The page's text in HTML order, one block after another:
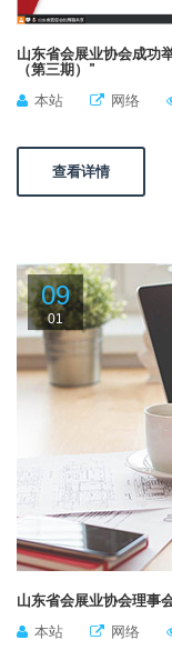
山东省会展业协会成功
（第三期）”
本站
网络
查看详情
09
01
山东省会展业协会理事
本站
网络